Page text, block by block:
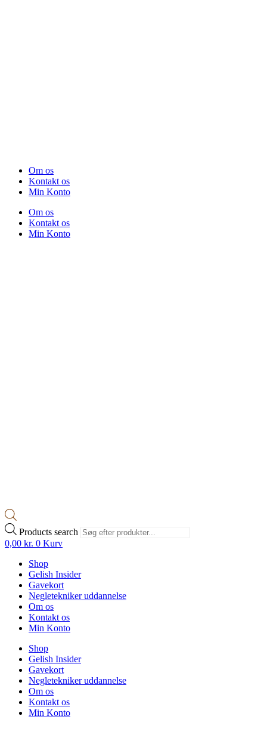
Om os
Kontakt os
Min Konto
Om os
Kontakt os
Min Konto
Products search
0,00 kr. 0 Kurv
Shop
Gelish Insider
Gavekort
Negletekniker uddannelse
Om os
Kontakt os
Min Konto
Shop
Gelish Insider
Gavekort
Negletekniker uddannelse
Om os
Kontakt os
Min Konto